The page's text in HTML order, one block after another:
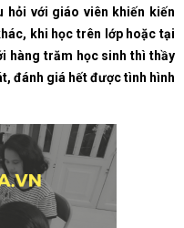
với giáo viên khiến kiến
khi học trên lớp hoặc tại
hàng trăm học sinh thì thầy
đánh giá hết được tình hình